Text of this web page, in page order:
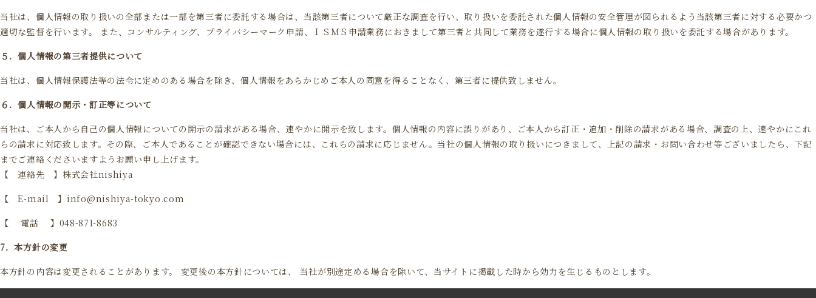
当社は、個人情報の取り扱いの全部または一部を第三者に委託する場合は、当該第三者について厳正な調査を行い、取り扱いを委託された個人情報の安全管理が図られるよう当該第三者に対する必要かつ
適切な監督を行います。 また、コンサルティング、プライバシーマーク申請、ＩＳＭＳ申請業務におきまして第三者と共同して業務を遂行する場合に個人情報の取り扱いを委託する場合があります。
５．個人情報の第三者提供について
当社は、個人情報保護法等の法令に定めのある場合を除き、個人情報をあらかじめご本人の同意を得ることなく、第三者に提供致しません。
６．個人情報の開示・訂正等について
当社は、ご本人から自己の個人情報についての開示の請求がある場合、速やかに開示を致します。個人情報の内容に誤りがあり、ご本人から訂正・追加・削除の請求がある場合、調査の上、速やかにこれ
らの請求に対応致します。その際、ご本人であることが確認できない場合には、これらの請求に応じません。当社の個人情報の取り扱いにつきまして、上記の請求・お問い合わせ等ございましたら、下記
までご連絡くださいますようお願い申し上げます。
【 連絡先 】株式会社nishiya
【 E-mail 】 info@nishiya-tokyo.com
【 電話 】048-871-8683
7．本方針の変更
本方針の内容は変更されることがあります。 変更後の本方針については、 当社が別途定める場合を除いて、当サイトに掲載した時から効力を生じるものとします。